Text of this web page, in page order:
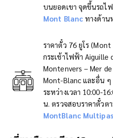
บนยอดเขา จุดขึ้นรถไ
Mont Blanc ทางด้าน
ราคาตั๋ว 76 ยูโร
กระเช้าไฟฟ้า Aiguille
Montenvers – Mer
Mont-Blanc และอื่น ๆ
ระหว่างเวลา 10:00-
น. ตรวจสอบราคาตั๋วต
MontBlanc